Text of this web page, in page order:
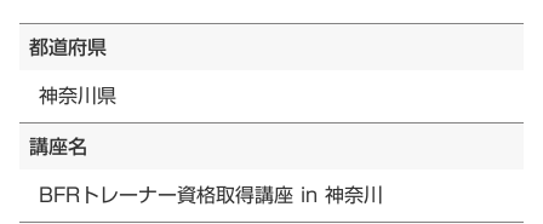
都道府県
神奈川県
講座名
BFRトレーナー資格取得講座 in 神奈川